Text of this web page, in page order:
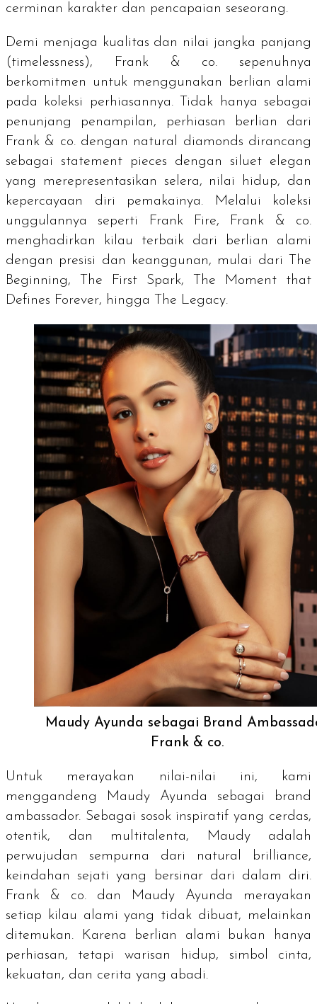
cerminan karakter dan pencapaian seseorang.
Demi menjaga kualitas dan nilai jangka panjang
(timelessness ), Frank & co. sepenuhnya
berkomitmen untuk menggunakan berlian alami
pada koleksi perhiasannya. Tidak hanya sebagai
penunjang penampilan, perhiasan berlian dari
Frank & co. dengan natural diamonds dirancang
sebagai statement pieces dengan siluet elegan
yang merepresentasikan selera, nilai hidup, dan
kepercayaan diri pemakainya. Melalui koleksi
unggulannya seperti Frank Fire, Frank & co.
menghadirkan kilau terbaik dari berlian alami
dengan presisi dan keanggunan, mulai dari
The
Beginning, The First Spark, The Moment that
Defines Forever, hingga The Legacy.
Maudy Ayunda sebagai Brand
Frank & co.
Untuk merayakan nilai-nilai ini, kami
menggandeng Maudy Ayunda sebagai brand
ambassador. Sebagai sosok inspiratif yang cerdas,
otentik, dan multitalenta, Maudy adalah
perwujudan sempurna dari natural brilliance,
keindahan sejati yang bersinar dari dalam diri.
Frank & co. dan Maudy Ayunda merayakan
setiap kilau alami yang tidak dibuat, melainkan
ditemukan. Karena berlian alami bukan hanya
perhiasan, tetapi warisan hidup, simbol cinta,
kekuatan, dan cerita yang abadi.